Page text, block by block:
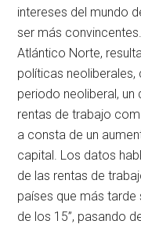
intereses del mundo
ser más
Atlántico Norte,
políticas
periodo neoliberal,
rentas de trabajo
a consta de un
capital. Los datos
de las rentas de
países que más tarde
de los 15”, pasando